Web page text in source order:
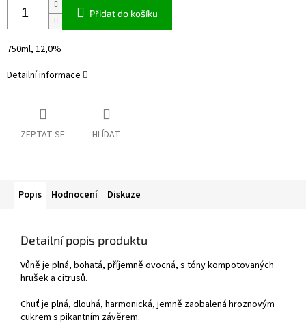
Přidat do košíku
750ml, 12,0%
Detailní informace
ZEPTAT SE HLÍDAT
Popis Hodnocení Diskuze
Detailní popis produktu
Vůně je plná, bohatá, příjemně ovocná, s tóny kompotovaných
hrušek a citrusů.
Chuť je plná, dlouhá, harmonická, jemně zaobalená hroznovým
cukrem s pikantním závěrem.